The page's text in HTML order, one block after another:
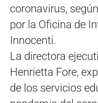
coronavirus,
por la Oficina de
Innocenti.
La directora
Henrietta Fore,
de los servicios